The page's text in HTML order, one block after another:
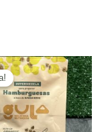
$4.400,00.
Current
price
is:
$3.520,00.